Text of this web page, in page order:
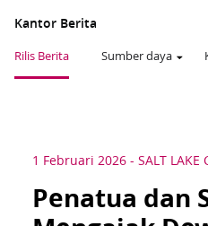
Kantor Berita
Rilis Berita Sumber daya
1 Februari 2026 - SALT LAKE
Penatua dan